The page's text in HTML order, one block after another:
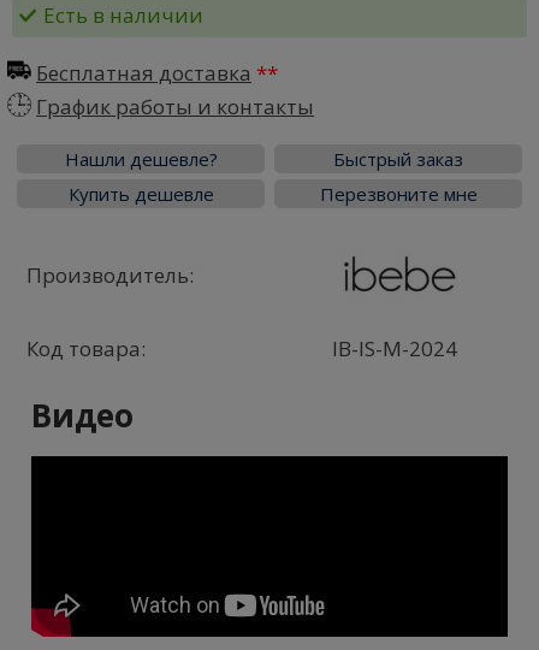
Есть в наличии
Бесплатная доставка
График работы и контакты
Нашли дешевле?
Быстрый заказ
Купить дешевле
Перезвоните мне
Производитель:
Код товара: IB-IS-M-2024
Видео